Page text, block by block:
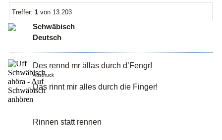
Treffer: 1 von 13.203
Schwäbisch
Deutsch
Des rennd mr ällas durch d’Fengr!
Ausdruck
Das rinnt mir alles durch die Finger!
Rinnen statt rennen